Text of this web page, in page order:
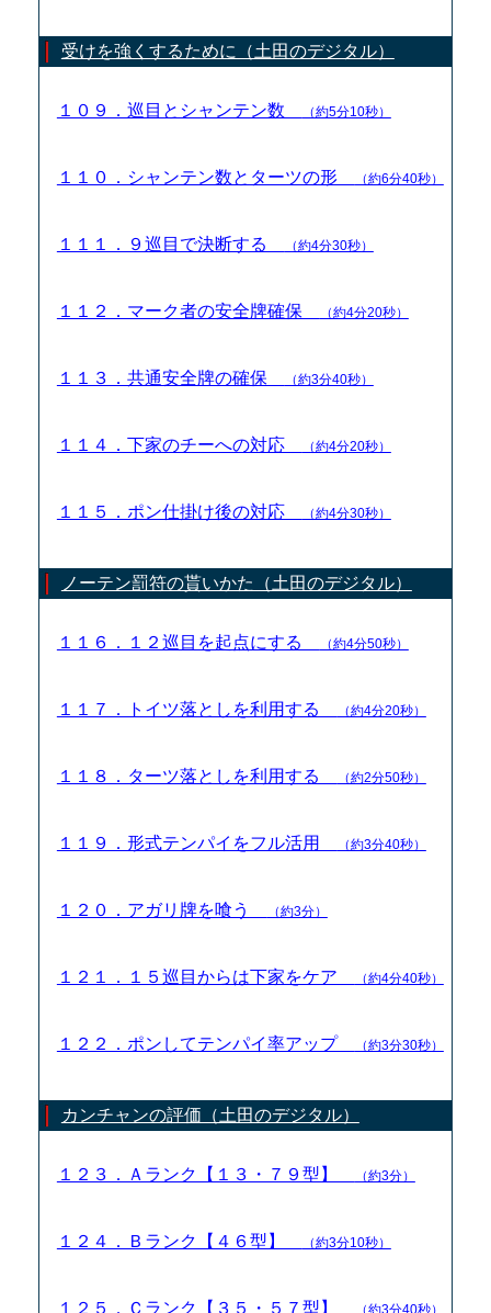
受けを強くするために（土田のデジタル）
１０９．巡目とシャンテン数 （約5分10秒）
１１０．シャンテン数とターツの形 （約6分40秒）
１１１．９巡目で決断する （約4分30秒）
１１２．マーク者の安全牌確保 （約4分20秒）
１１３．共通安全牌の確保 （約3分40秒）
１１４．下家のチーへの対応 （約4分20秒）
１１５．ポン仕掛け後の対応 （約4分30秒）
ノーテン罰符の貰いかた（土田のデジタル）
１１６．１２巡目を起点にする （約4分50秒）
１１７．トイツ落としを利用する （約4分20秒）
１１８．ターツ落としを利用する （約2分50秒）
１１９．形式テンパイをフル活用 （約3分40秒）
１２０．アガリ牌を喰う （約3分）
１２１．１５巡目からは下家をケア （約4分40秒）
１２２．ポンしてテンパイ率アップ （約3分30秒）
カンチャンの評価（土田のデジタル）
１２３．Ａランク【１３・７９型】 （約3分）
１２４．Ｂランク【４６型】 （約3分10秒）
１２５．Ｃランク【３５・５７型】 （約3分40秒）